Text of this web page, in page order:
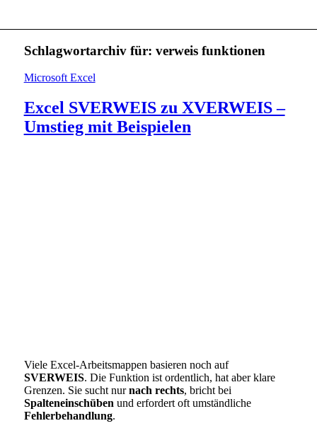
Schlagwortarchiv für: verweis funktionen
Microsoft Excel
Excel SVERWEIS zu XVERWEIS –
Umstieg mit Beispielen
Viele Excel-Arbeitsmappen basieren noch auf
SVERWEIS. Die Funktion ist ordentlich, hat aber klare
Grenzen. Sie sucht nurnach rechts, bricht bei
Spalteneinschüben und erfordert oft umständliche
Fehlerbehandlung.